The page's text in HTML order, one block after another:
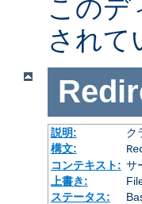
このデ
されて
説明:
ク
構文:
コンテキスト: サ
上書き:
ステータス: